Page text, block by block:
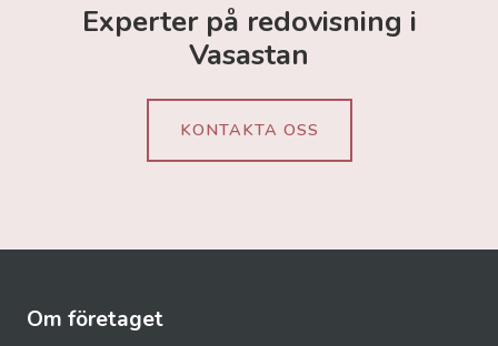
Experter på redovisning i
Vasastan
KONTAKTA OSS
Om företaget